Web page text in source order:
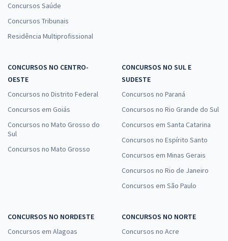
Concursos Saúde
Concursos Tribunais
Residência Multiprofissional
CONCURSOS NO CENTRO-
OESTE
Concursos no Distrito Federal
Concursos em Goiás
Concursos no Mato Grosso do
Sul
Concursos no Mato Grosso
CONCURSOS NO SUL E
SUDESTE
Concursos no Paraná
Concursos no Rio Grande do Sul
Concursos em Santa Catarina
Concursos no Espírito Santo
Concursos em Minas Gerais
Concursos no Rio de Janeiro
Concursos em São Paulo
CONCURSOS NO NORDESTE
Concursos em Alagoas
CONCURSOS NO NORTE
Concursos no Acre